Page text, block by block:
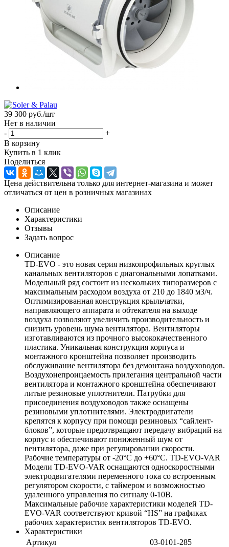
39 300 руб./шт
Нет в наличии
-
+
В корзину
Купить в 1 клик
Поделиться
Цена действительна только для интернет-магазина и может
отличаться от цен в розничных магазинах
Описание
Характеристики
Отзывы
Задать вопрос
Описание
TD-EVO - это новая серия низкопрофильных круглых
канальных вентиляторов с диагональными лопатками.
Модельный ряд состоит из нескольких типоразмеров с
максимальным расходом воздуха от 210 до 1840 м3/ч.
Оптимизированная конструкция крыльчатки,
направляющего аппарата и обтекателя на выходе
воздуха позволяют увеличить производительность и
снизить уровень шума вентилятора. Вентиляторы
изготавливаются из прочного высококачественного
пластика. Уникальная конструкция корпуса и
монтажного кронштейна позволяет производить
обслуживание вентилятора без демонтажа воздуховодов.
Воздухонепроицаемость прилегания центральной части
вентилятора и монтажного кронштейна обеспечивают
литые резиновые уплотнители. Патрубки для
присоединения воздуховодов также оснащены
резиновыми уплотнителями. Электродвигатели
крепятся к корпусу при помощи резиновых “сайлент-
блоков”, которые предотвращают передачу вибраций на
корпус и обеспечивают пониженный шум от
вентилятора, даже при регулировании скорости.
Рабочие температуры от -20°С до +60°С. TD-EVO-VAR
Модели TD-EVO-VAR оснащаются односкоростными
электродвигателями переменного тока со встроенным
регулятором скорости, с таймером и возможностью
удаленного управления по сигналу 0-10В.
Максимальные рабочие характеристики моделей TD-
EVO-VAR соответствуют кривой “HS” на графиках
рабочих характеристик вентиляторов TD-EVO.
Характеристики
Артикул
03-0101-285